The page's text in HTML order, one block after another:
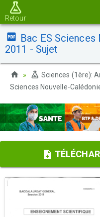
Retour
Bac ES
2011 - Sujet
Sciences (1ère):
Sciences Nouvelle-